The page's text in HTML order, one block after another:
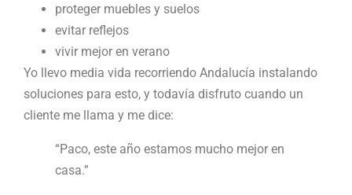
proteger muebles y suelos
evitar reflejos
vivir mejor en verano
Yo llevo media vida recorriendo Andalucía instalando
soluciones para esto, y todavía disfruto cuando un
cliente me llama y me dice:
“Paco, este año estamos mucho mejor en
casa.”